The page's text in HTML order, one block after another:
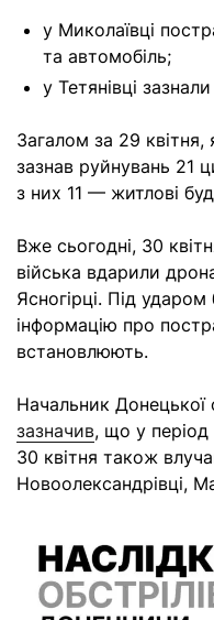
у Миколаївці
та автомобіль;
у Тетянівці
Загалом за 29 квітня,
зазнав руйнувань 21
з них 11 — житлові
Вже сьогодні, 30
війська вдарили
Ясногірці. Під
інформацію про
встановлюють.
Начальник Донецької
зазначив, що у період
30 квітня також
Новоолександрівці,